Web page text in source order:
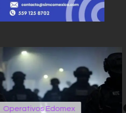
Edomex